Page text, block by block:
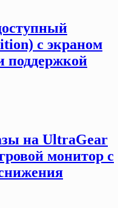
с экраном
поддержкой
на UltraGear
монитор с